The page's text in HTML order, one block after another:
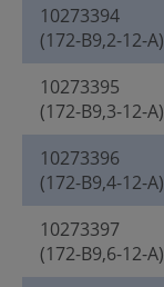
10273394
(172-B9,2-12-A)
10273395
(172-B9,3-12-A)
10273396
(172-B9,4-12-A)
10273397
(172-B9,6-12-A)